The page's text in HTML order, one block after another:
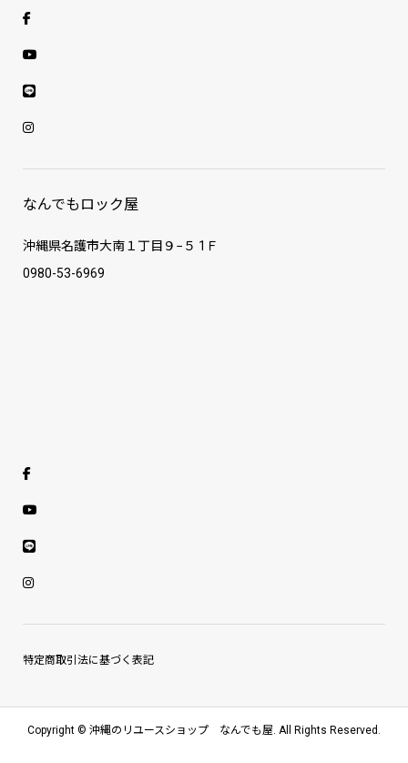
なんでもロック屋
沖縄県名護市大南１丁目９−５ 1Ｆ
0980-53-6969
特定商取引法に基づく表記
Copyright © 沖縄のリユースショップ なんでも屋. All Rights Reserved.